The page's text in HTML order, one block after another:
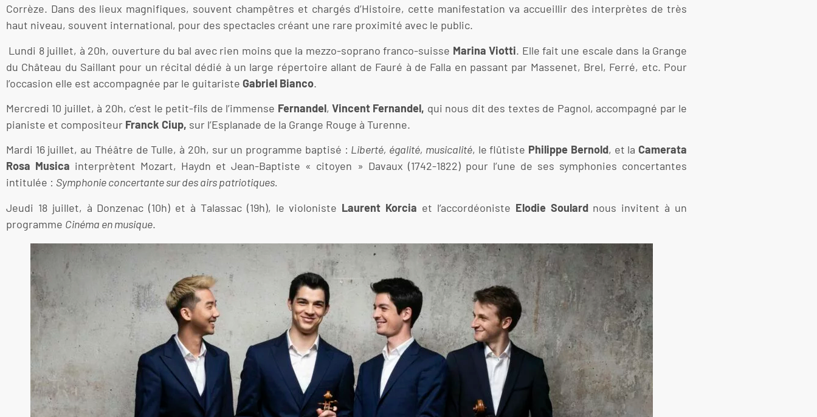
Corrèze. Dans des lieux magnifiques, souvent champêtres et chargés d’Histoire, cette manifestation va accueillir des interprètes de très
haut niveau, souvent international, pour des spectacles créant une rare proximité avec le public.
Lundi 8 juillet, à 20h, ouverture du bal avec rien moins que la mezzo-soprano franco-suisse Marina Viotti. Elle fait une escale dans la Grange
du Château du Saillant pour un récital dédié à un large répertoire allant de Fauré à de Falla en passant par Massenet, Brel, Ferré, etc. Pour
l’occasion elle est accompagnée par le guitariste Gabriel Bianco.
Mercredi 10 juillet, à 20h, c’est le petit-fils de l’immense Fernandel,Vincent Fernandel, qui nous dit des textes de Pagnol, accompagné par le
pianiste et compositeur Franck Ciup, sur l’Esplanade de la Grange Rouge à Turenne.
Mardi 16 juillet, au Théâtre de Tulle, à 20h, sur un programme baptisé : Liberté, égalité, musicalité, le flûtiste Philippe Bernold, et laCamerata
Rosa Musica interprètent Mozart, Haydn et Jean-Baptiste « citoyen » Davaux (1742-1822) pour l’une de ses symphonies concertantes
intitulée : Symphonie concertante sur des airs patriotiques.
Jeudi 18 juillet, à Donzenac (10h) et à Talassac (19h), le violoniste Laurent Korcia et l’accordéoniste Elodie Soulardnous invitent à un
programme Cinéma en musique.